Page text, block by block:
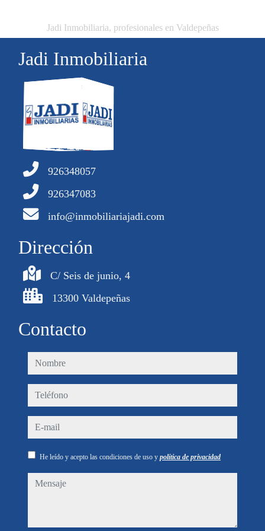
Jadi Inmobiliaria, profesionales en Valdepeñas
Jadi Inmobiliaria
926348057
926347083
info@inmobiliariajadi.com
Dirección
C/ Seis de junio, 4
13300 Valdepeñas
Contacto
nombre
teléfono
e-mail
He leído y acepto las condiciones de uso y política de privacidad
mensaje